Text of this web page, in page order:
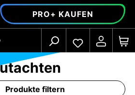
PRO+ KAUFEN
Produkte filtern